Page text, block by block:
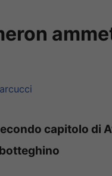
capitolo di